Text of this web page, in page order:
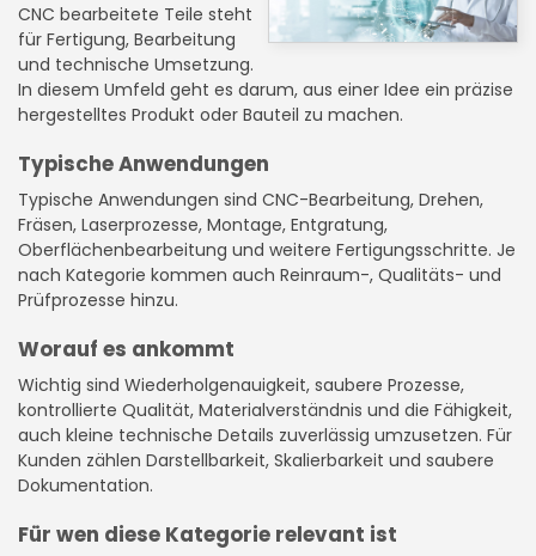
CNC bearbeitete Teile steht
für Fertigung, Bearbeitung
und technische Umsetzung.
In diesem Umfeld geht es darum, aus einer Idee ein präzise
hergestelltes Produkt oder Bauteil zu machen.
Typische Anwendungen
Typische Anwendungen sind CNC-Bearbeitung, Drehen,
Fräsen, Laserprozesse, Montage, Entgratung,
Oberflächenbearbeitung und weitere Fertigungsschritte. Je
nach Kategorie kommen auch Reinraum-, Qualitäts- und
Prüfprozesse hinzu.
Worauf es ankommt
Wichtig sind Wiederholgenauigkeit, saubere Prozesse,
kontrollierte Qualität, Materialverständnis und die Fähigkeit,
auch kleine technische Details zuverlässig umzusetzen. Für
Kunden zählen Darstellbarkeit, Skalierbarkeit und saubere
Dokumentation.
Für wen diese Kategorie relevant ist